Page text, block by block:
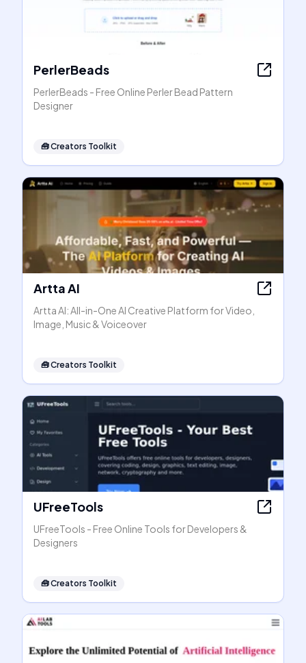
PerlerBeads
PerlerBeads - Free Online Perler Bead Pattern
Designer
🧰Creators Toolkit
Artta AI
Artta AI: All-in-One AI Creative Platform for Video,
Image, Music & Voiceover
🧰Creators Toolkit
UFreeTools
UFreeTools - Free Online Tools for Developers &
Designers
🧰Creators Toolkit